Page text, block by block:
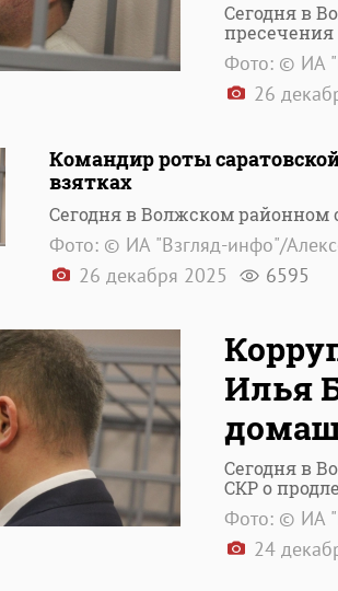
Сегодня в
Фото: © ИА
26
Командир роты
взятках
Сегодня в Волжском районном
Фото: © ИА "Взгляд-инфо"/
26 декабря 2025
6595
Илья
Сегодня в
СКР о
Фото: © ИА
24